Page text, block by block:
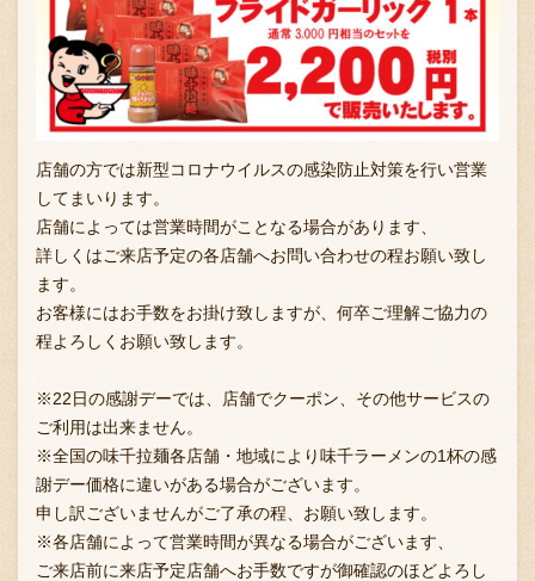
店舗の方では新型コロナウイルスの感染防止対策を行い営業
してまいります。
店舗によっては営業時間がことなる場合があります、
詳しくはご来店予定の各店舗へお問い合わせの程お願い致し
ます。
お客様にはお手数をお掛け致しますが、何卒ご理解ご協力の
程よろしくお願い致します。
※22日の感謝デーでは、店舗でクーポン、その他サービスの
ご利用は出来ません。
※全国の味千拉麺各店舗・地域により味千ラーメンの1杯の感
謝デー価格に違いがある場合がございます。
申し訳ございませんがご了承の程、お願い致します。
※各店舗によって営業時間が異なる場合がございます、
ご来店前に来店予定店舗へお手数ですが御確認のほどよろし